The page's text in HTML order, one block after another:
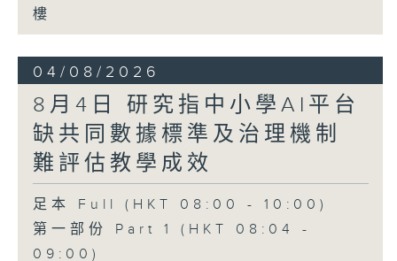
樓
04/08/2026
8月4日 研究指中小學AI平台
缺共同數據標準及治理機制
難評估教學成效
足本 Full (HKT 08:00 - 10:00)
第一部份 Part 1 (HKT 08:04 -
09:00)